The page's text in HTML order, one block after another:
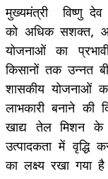
मुख्यमंत्री विष्णु
को अधिक सशक्त,
योजनाओं का
किसानों तक उन्नत
शासकीय योजनाओं
लाभकारी बनाने की
खाद्य तेल मिशन
उत्पादकता में
का लक्ष्य रखा गया